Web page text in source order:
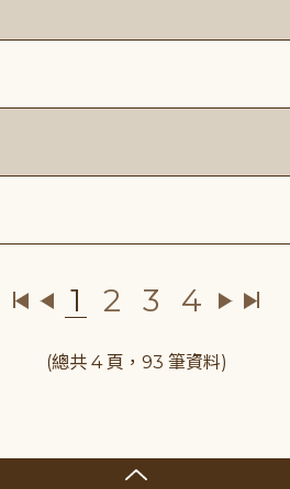
1 2 3 4
(總共 4 頁，93 筆資料)